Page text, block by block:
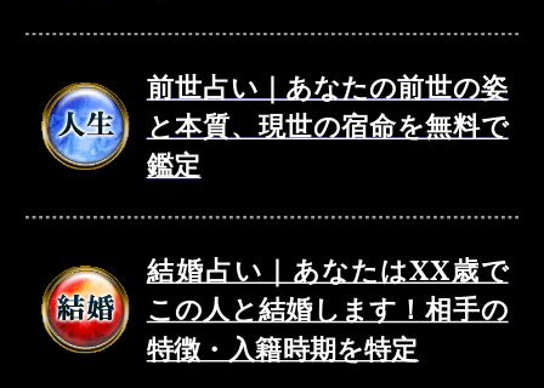
前世占い｜あなたの前世の姿
と本質、現世の宿命を無料で
鑑定
結婚占い｜あなたはXX歳で
この人と結婚します！相手の
特徴・入籍時期を特定